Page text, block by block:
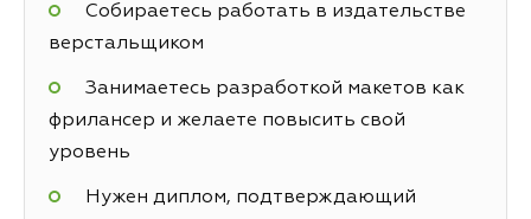
Собираетесь работать в издательстве
верстальщиком
Занимаетесь разработкой макетов как
фрилансер и желаете повысить свой
уровень
Нужен диплом, подтверждающий